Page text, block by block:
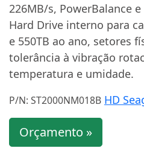
226MB/s, PowerBalance
Hard Drive interno para
e 550TB ao ano, setores
tolerância à vibração
temperatura e umidade.
P/N: ST2000NM018B HD
Orçamento »